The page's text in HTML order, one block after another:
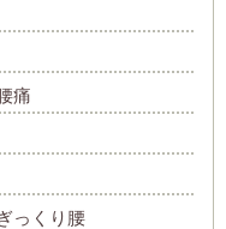
痛
っくり腰